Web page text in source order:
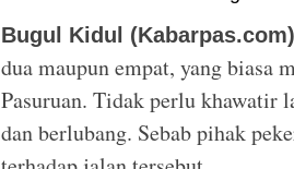
Bugul Kidul
dua maupun empat, yang biasa
Pasuruan. Tidak perlu khawatir
dan berlubang. Sebab pihak